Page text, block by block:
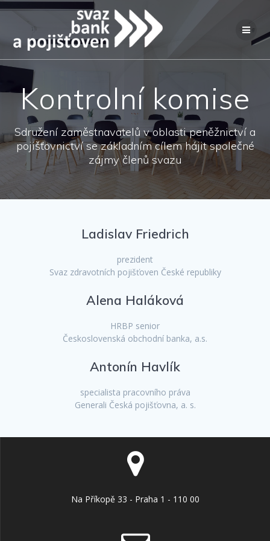
na
obsah
Kontrolní komise
Sdružení zaměstnavatelů v oblasti peněžnictví a
pojišťovnictví se základním cílem hájit společné
zájmy členů svazu
Ladislav Friedrich
prezident
Svaz zdravotních pojišťoven České republiky
Alena Haláková
HRBP senior
Československá obchodní banka, a.s.
Antonín Havlík
specialista pracovního práva
Generali Česká pojišťovna, a. s.
Na Příkopě 33 - Praha 1 - 110 00